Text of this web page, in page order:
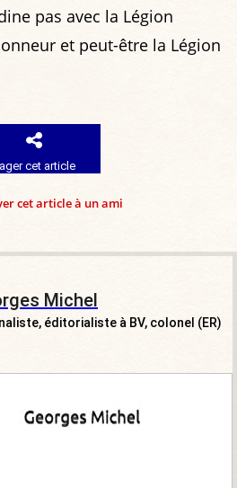
pas avec la Légion
et peut-être la Légion
cet article
cet article à un ami
Michel
éditorialiste à BV, colonel (ER)